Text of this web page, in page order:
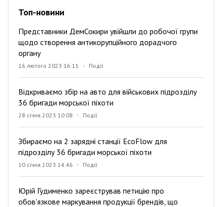
Топ-новини
Представники ДемСокири увійшли до робочої групи
щодо створення антикорупційного дорадчого
органу
16 лютого 2023 16:11 Події
Відкриваємо збір на авто для військових підрозділу
36 бригади морської піхоти
28 січня 2023 10:08 Події
Збираємо на 2 зарядні станції EcoFlow для
підрозділу 36 бригади морської піхоти
10 січня 2023 14:46 Події
Юрій Гудименко зареєстрував петицію про
обов'язкове маркування продукції брендів, що